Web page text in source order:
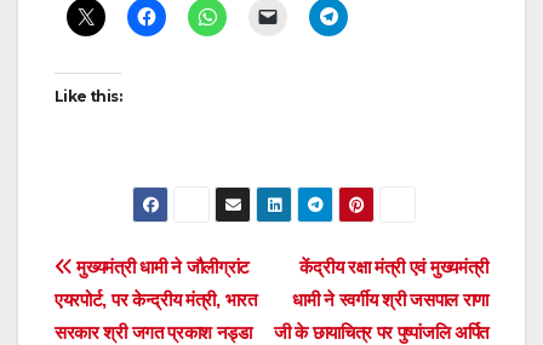
Like this:
Post
navigation
केंद्रीय रक्षा मंत्री एवं मुख्यमंत्री
धामी ने स्वर्गीय श्री जसपाल राणा
जी के छायाचित्र पर पुष्पांजलि अर्पित
मुख्यमंत्री धामी ने जौलीग्रांट
एयरपोर्ट, पर केन्द्रीय मंत्री, भारत
सरकार श्री जगत प्रकाश नड्डा